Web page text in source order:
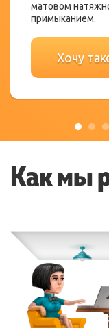
матовом
примыканием.
Хочу
Как мы